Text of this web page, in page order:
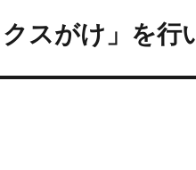
スがけ」を行